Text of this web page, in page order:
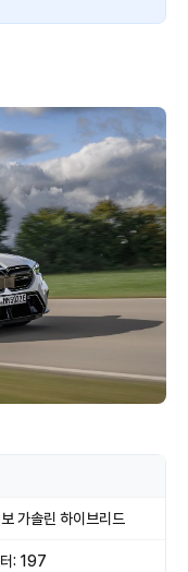
가솔린 하이브리드
: 197